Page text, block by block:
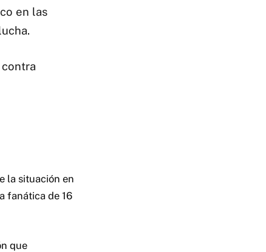
en las
la situación en
fanática de 16
que